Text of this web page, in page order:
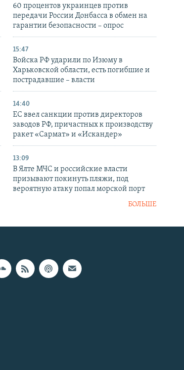
60 процентов украинцев против
передачи России Донбасса в обмен на
гарантии безопасности – опрос
15:47
Войска РФ ударили по Изюму в
Харьковской области, есть погибшие и
пострадавшие – власти
14:40
ЕС ввел санкции против директоров
заводов РФ, причастных к производству
ракет «Сармат» и «Искандер»
13:09
В Ялте МЧС и российские власти
призывают покинуть пляжи, под
вероятную атаку попал морской порт
БОЛЬШЕ